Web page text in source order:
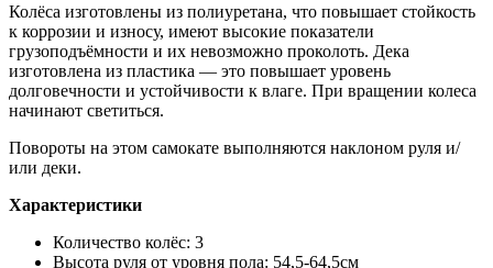
Колёса изготовлены из полиуретана, что повышает стойкость
к коррозии и износу, имеют высокие показатели
грузоподъёмности и их невозможно проколоть. Дека
изготовлена из пластика — это повышает уровень
долговечности и устойчивости к влаге. При вращении колеса
начинают светиться.
Повороты на этом самокате выполняются наклоном руля и/
или деки.
Характеристики
Количество колёс: 3
Высота руля от уровня пола: 54,5-64,5см